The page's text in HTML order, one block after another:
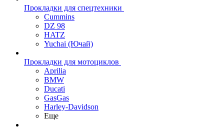
Прокладки для спецтехники
Cummins
DZ 98
HATZ
Yuchai (Ючай)
Прокладки для мотоциклов
Aprilia
BMW
Ducati
GasGas
Harley-Davidson
Еще